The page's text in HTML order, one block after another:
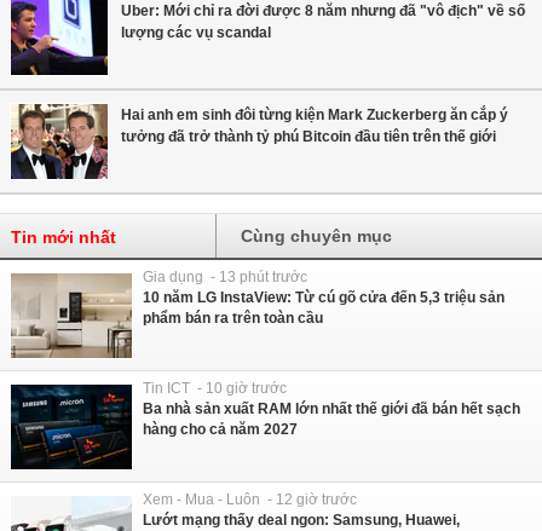
Uber: Mới chỉ ra đời được 8 năm nhưng đã "vô địch" về số
lượng các vụ scandal
Hai anh em sinh đôi từng kiện Mark Zuckerberg ăn cắp ý
tưởng đã trở thành tỷ phú Bitcoin đầu tiên trên thế giới
Tin mới nhất Cùng chuyên mục
Gia dụng - 13 phút trước
10 năm LG InstaView: Từ cú gõ cửa đến 5,3 triệu sản
phẩm bán ra trên toàn cầu
Tin ICT - 10 giờ trước
Ba nhà sản xuất RAM lớn nhất thế giới đã bán hết sạch
hàng cho cả năm 2027
Xem - Mua - Luôn - 12 giờ trước
Lướt mạng thấy deal ngon: Samsung, Huawei,